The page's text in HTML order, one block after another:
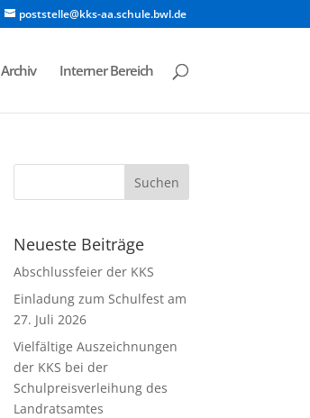
poststelle@kks-aa.schule.bwl.de
Archiv Interner Bereich
Neueste Beiträge
Abschlussfeier der KKS
Einladung zum Schulfest am
27. Juli 2026
Vielfältige Auszeichnungen
der KKS bei der
Schulpreisverleihung des
Landratsamtes